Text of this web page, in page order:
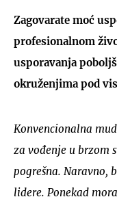
Zagovarate moć
profesionalnom
usporavanja
okruženjima pod
Konvencionalna
za vođenje u brzom
pogrešna. Naravno,
lidere. Ponekad